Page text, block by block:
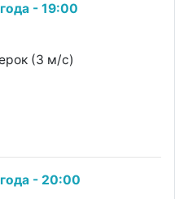
- 19:00
(3 м/с)
- 20:00